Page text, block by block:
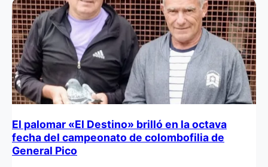
El palomar «El Destino» brilló en la octava
fecha del campeonato de colombofilia de
General Pico